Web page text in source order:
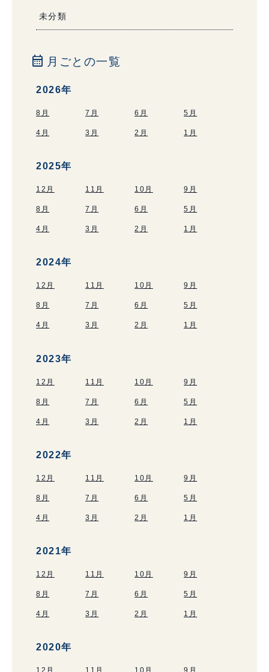
未分類
calendar_month 月ごとの一覧
2026年
8月 7月 6月 5月
4月 3月 2月 1月
2025年
12月 11月 10月 9月
8月 7月 6月 5月
4月 3月 2月 1月
2024年
12月 11月 10月 9月
8月 7月 6月 5月
4月 3月 2月 1月
2023年
12月 11月 10月 9月
8月 7月 6月 5月
4月 3月 2月 1月
2022年
12月 11月 10月 9月
8月 7月 6月 5月
4月 3月 2月 1月
2021年
12月 11月 10月 9月
8月 7月 6月 5月
4月 3月 2月 1月
2020年